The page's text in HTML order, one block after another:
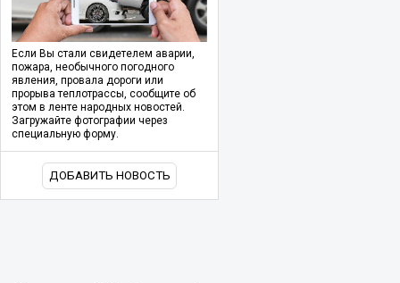
Если Вы стали свидетелем аварии,
пожара, необычного погодного
явления, провала дороги или
прорыва теплотрассы, сообщите об
этом в ленте народных новостей.
Загружайте фотографии через
специальную форму.
ДОБАВИТЬ НОВОСТЬ